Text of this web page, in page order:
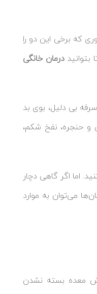
که برخی این دو را
بتوانیددرمان خانگی
بی دلیل، بوی بد
و حنجره، نفخ شکم،
اما اگر گاهی دچار
می‌توان به موارد
معده بسته نشدن